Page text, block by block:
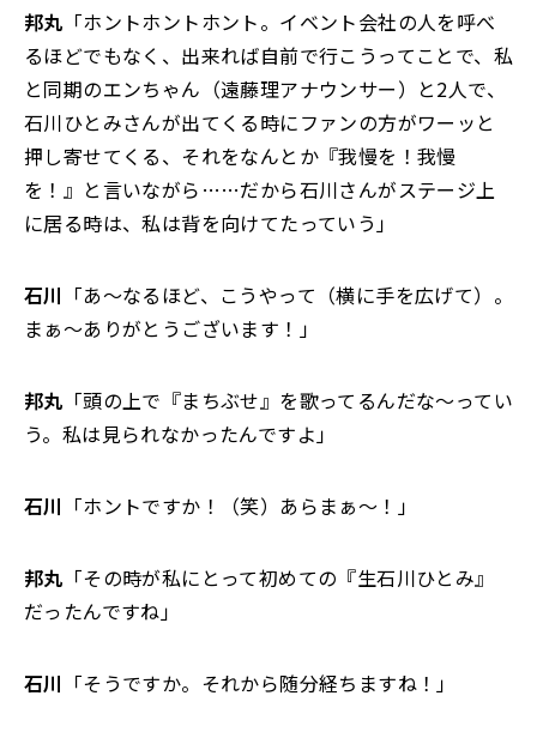
邦丸 「ホントホントホント。イベント会社の人を呼べ
るほどでもなく、出来れば自前で行こうってことで、私
と同期のエンちゃん（遠藤理アナウンサー）と2人で、
石川ひとみさんが出てくる時にファンの方がワーッと
押し寄せてくる、それをなんとか『我慢を！我慢
を！』と言いながら……だから石川さんがステージ上
に居る時は、私は背を向けてたっていう」
石川 「あ～なるほど、こうやって（横に手を広げて）。
まぁ～ありがとうございます！」
邦丸 「頭の上で『まちぶせ』を歌ってるんだな～ってい
う。私は見られなかったんですよ」
石川 「ホントですか！（笑）あらまぁ～！」
邦丸 「その時が私にとって初めての『生石川ひとみ』
だったんですね」
石川 「そうですか。それから随分経ちますね！」